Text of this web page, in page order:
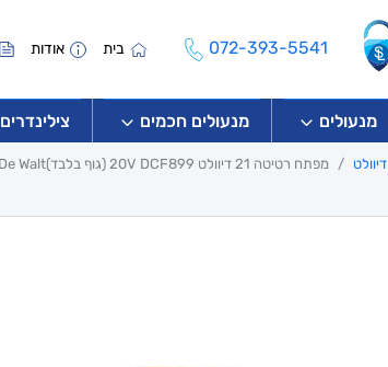
072-393-5541 בית אודות
מנעולים מנעולים חכמים צילינדרים
דיוולט מפתח רטיטה 21 דיוולט 20V DCF899 (גוף בלבד)De Walt